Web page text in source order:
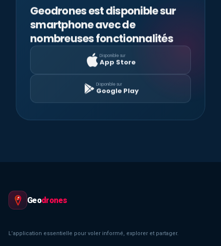
Geodrones est disponible sur
smartphone avec de
nombreuses fonctionnalités
Disponible sur
App Store
Disponible sur
Google Play
Geodrones
L’application essentielle pour voler informé, explorer et partager.